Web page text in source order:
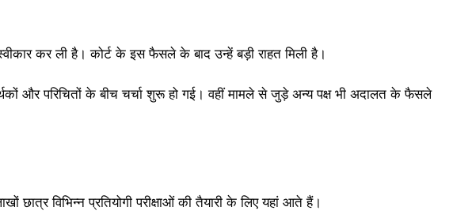
कर ली है। कोर्ट के इस फैसले के बाद उन्हें बड़ी राहत मिली है।
और परिचितों के बीच चर्चा शुरू हो गई। वहीं मामले से जुड़े अन्य पक्ष भी अदालत के फैसले
छात्र विभिन्न प्रतियोगी परीक्षाओं की तैयारी के लिए यहां आते हैं।